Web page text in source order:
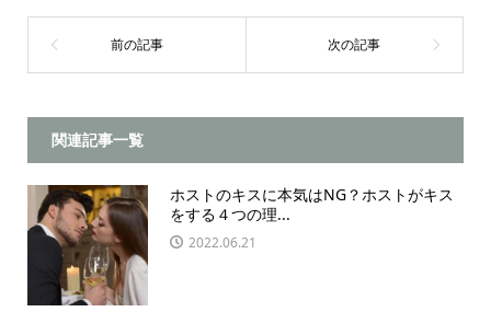
関連記事一覧
ホストのキスに本気はNG？ホストがキス
をする４つの理...
2022.06.21